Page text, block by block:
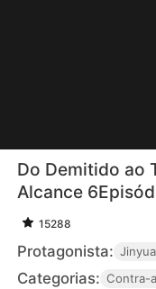
Do Demitido ao
Alcance
15288
Protagonista:
Categorias: Contra-